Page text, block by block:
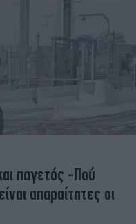
παγετός -Πού
απαραίτητες οι